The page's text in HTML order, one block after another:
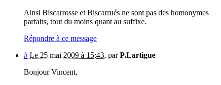
Ainsi Biscarrosse et Biscarrués ne sont pas des homonymes
parfaits, tout du moins quant au suffixe.
Répondre à ce message
# Le 25 mai 2009 à 15:43, parP.Lartigue
Bonjour Vincent,